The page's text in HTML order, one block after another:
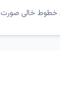
خطوط خالی صورت